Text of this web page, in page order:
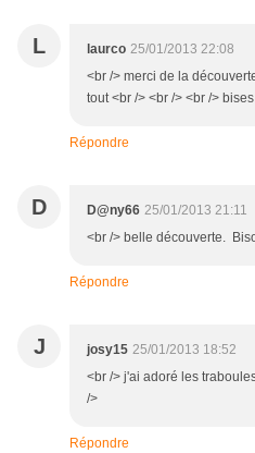
L laurco 25/01/2013 22:08
<br /> merci de la
tout <br /> <br /> <br />
Répondre
D D@ny66 25/01/2013 21:11
<br /> belle découverte.
Répondre
J josy15 25/01/2013 18:52
<br /> j'ai adoré les
/>
Répondre